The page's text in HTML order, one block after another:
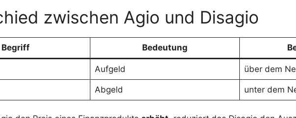
zwischen Agio und Disagio
Begriff Bedeutung
Aufgeld über dem
Abgeld unter dem